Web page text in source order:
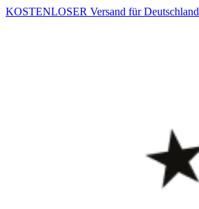
KOSTENLOSER Versand für Deutschland